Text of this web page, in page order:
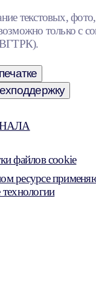
текстовых,
только с
файлов cookie
ресурсе